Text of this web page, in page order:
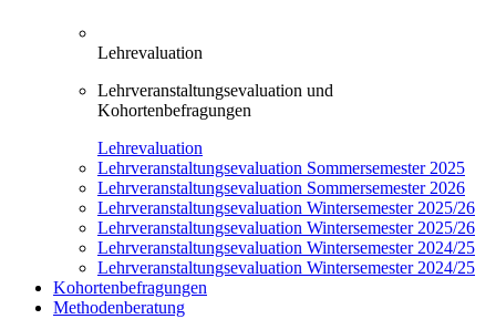
Lehrevaluation
Lehrveranstaltungsevaluation und
Kohortenbefragungen
Lehrevaluation
Lehrveranstaltungsevaluation Sommersemester 2025
Lehrveranstaltungsevaluation Sommersemester 2026
Lehrveranstaltungsevaluation Wintersemester 2025/26
Lehrveranstaltungsevaluation Wintersemester 2025/26
Lehrveranstaltungsevaluation Wintersemester 2024/25
Lehrveranstaltungsevaluation Wintersemester 2024/25
Kohortenbefragungen
Methodenberatung